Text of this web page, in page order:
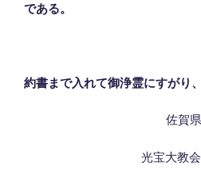
である。
約書まで入れて御浄霊にすがり
佐賀
光宝大教